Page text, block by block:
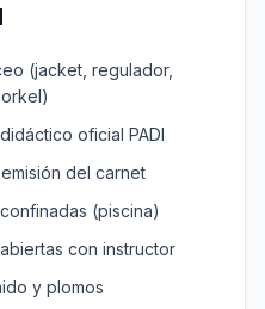
(jacket, regulador,
oficial PADI
del carnet
(piscina)
con instructor
y plomos